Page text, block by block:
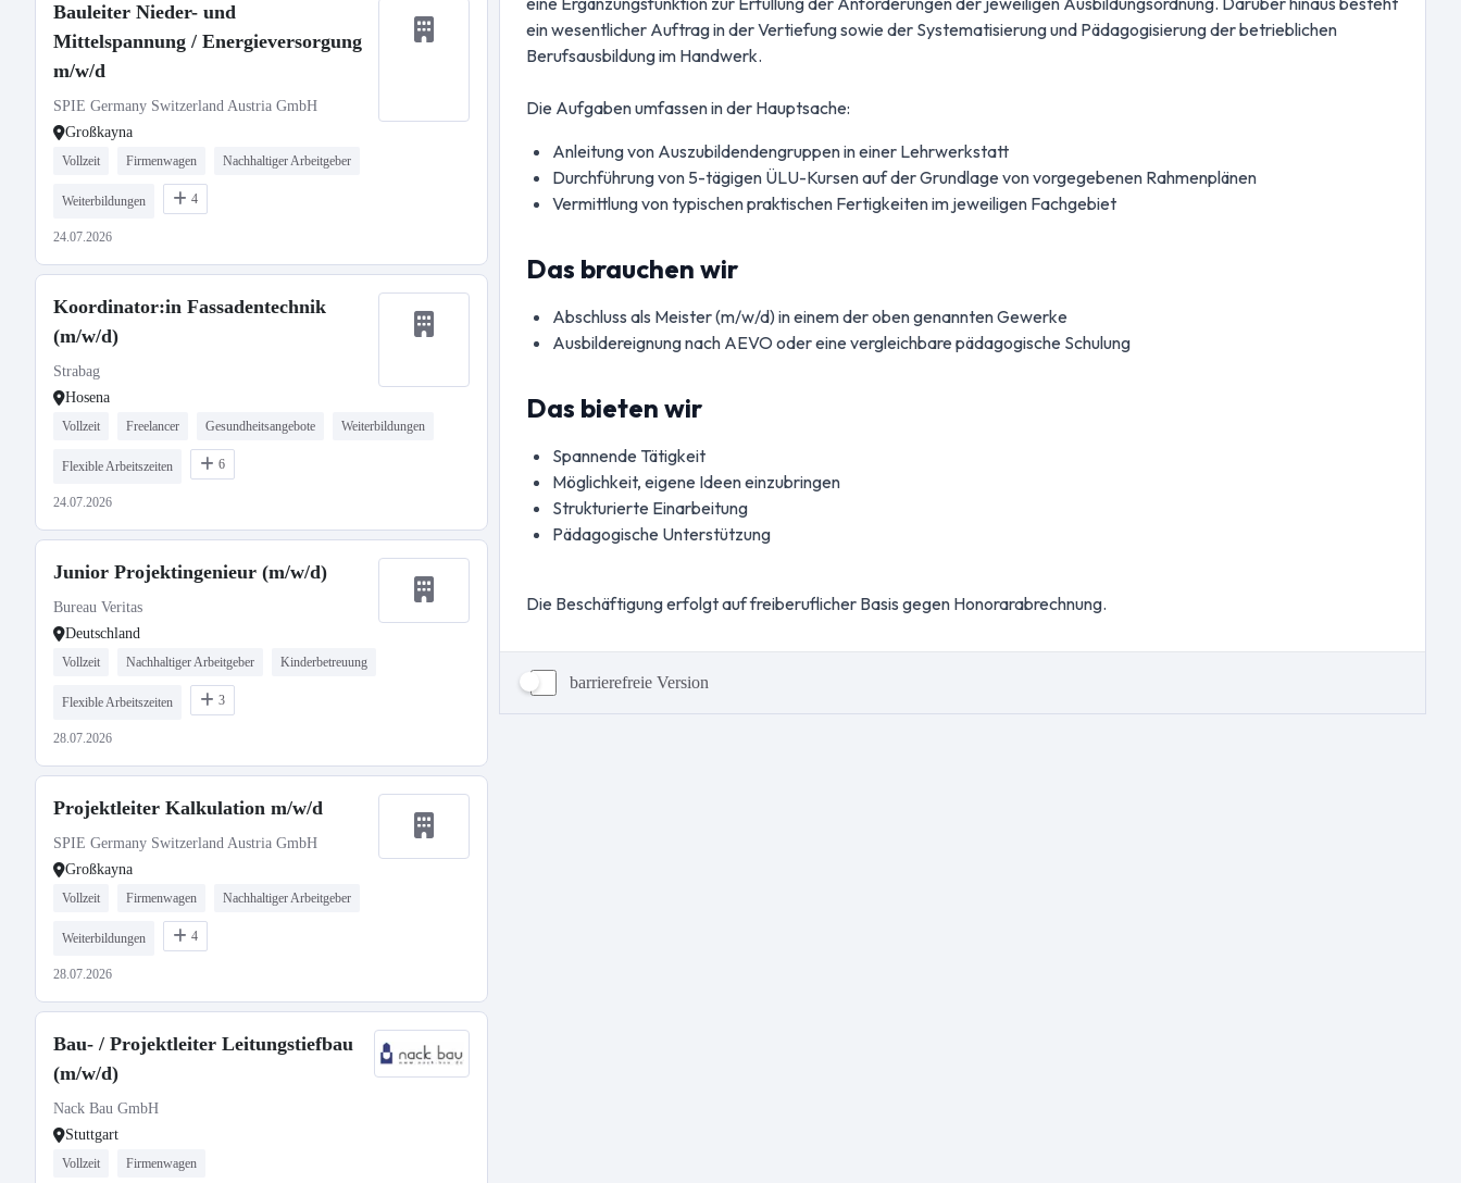
Bauleiter Nieder- und
Mittelspannung / Energieversorgung
m/w/d
SPIE Germany Switzerland Austria GmbH
Großkayna
Vollzeit Firmenwagen Nachhaltiger Arbeitgeber
Weiterbildungen 4
24.07.2026
Koordinator:in Fassadentechnik
(m/w/d)
Strabag
Hosena
Vollzeit Freelancer Gesundheitsangebote Weiterbildungen
Flexible Arbeitszeiten 6
24.07.2026
Junior Projektingenieur (m/w/d)
Bureau Veritas
Deutschland
Vollzeit Nachhaltiger Arbeitgeber Kinderbetreuung
Flexible Arbeitszeiten 3
28.07.2026
Projektleiter Kalkulation m/w/d
SPIE Germany Switzerland Austria GmbH
Großkayna
Vollzeit Firmenwagen Nachhaltiger Arbeitgeber
Weiterbildungen 4
28.07.2026
Bau- / Projektleiter Leitungstiefbau
(m/w/d)
Nack Bau GmbH
Stuttgart
Vollzeit Firmenwagen
barrierefreie Version